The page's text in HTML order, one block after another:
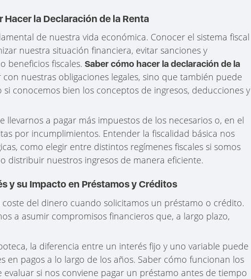
la Declaración de la Renta
de nuestra vida económica. Conocer el sistema fiscal
nuestra situación financiera, evitar sanciones y
beneficios fiscales.Saber cómo hacer la declaración de la
nuestras obligaciones legales, sino que también puede
conocemos bien los conceptos de ingresos, deducciones y
llevarnos a pagar más impuestos de los necesarios o, en el
por incumplimientos. Entender la fiscalidad básica nos
como elegir entre distintos regímenes fiscales si somos
distribuir nuestros ingresos de manera eficiente.
y su Impacto en Préstamos y Créditos
del dinero cuando solicitamos un préstamo o crédito.
a asumir compromisos financieros que, a largo plazo,
la diferencia entre un interés fijo y uno variable puede
en pagos a lo largo de los años. Saber cómo funcionan los
si nos conviene pagar un préstamo antes de tiempo